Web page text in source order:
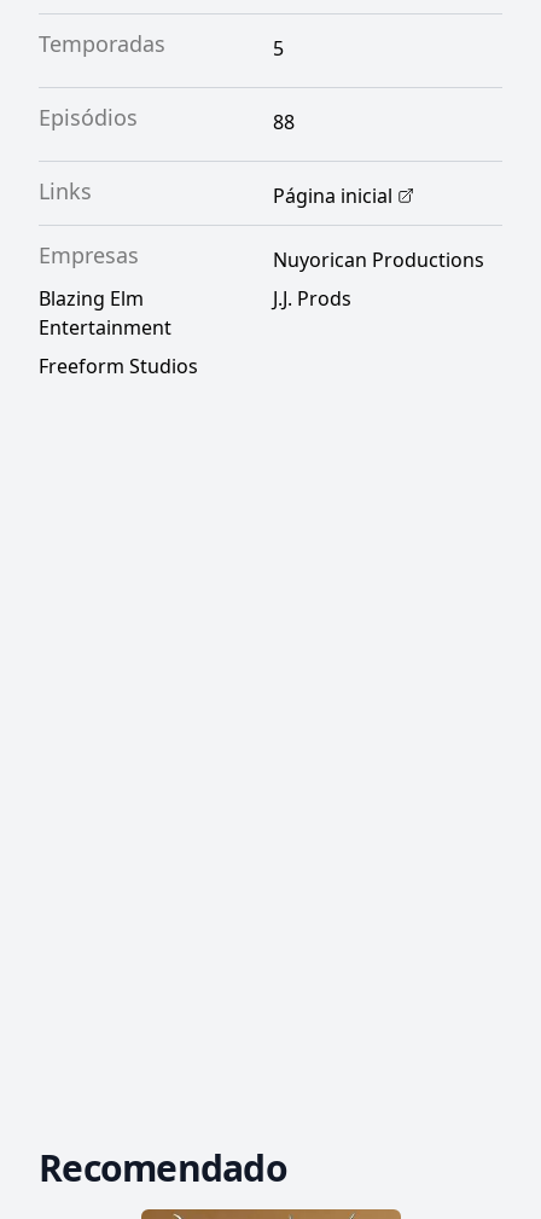
Temporadas 5
Episódios 88
Links Página inicial
Empresas
Nuyorican Productions
Blazing Elm
Entertainment
J.J. Prods
Freeform Studios
Recomendado